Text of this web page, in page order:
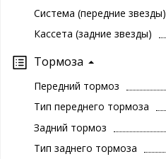
Система (передние звезды)
Кассета (задние звезды)
Тормоза
Передний тормоз
Тип переднего тормоза
Задний тормоз
Тип заднего тормоза